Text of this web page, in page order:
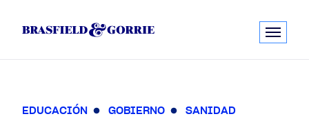
EDUCACIÓN GOBIERNO SANIDAD